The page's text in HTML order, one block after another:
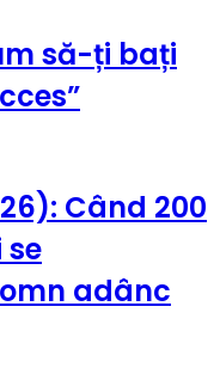
să-ți bați
Când 200
adânc